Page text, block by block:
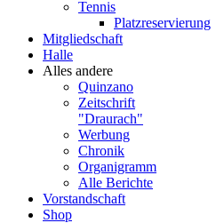
Tennis
Platzreservierung
Mitgliedschaft
Halle
Alles andere
Quinzano
Zeitschrift
"Draurach"
Werbung
Chronik
Organigramm
Alle Berichte
Vorstandschaft
Shop